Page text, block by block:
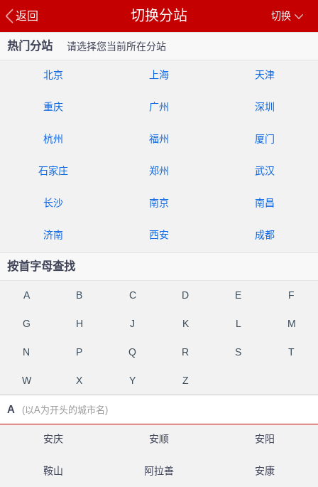
返回 切换
切换分站
热门分站 请选择您当前所在分站
北京 上海 天津
重庆 广州 深圳
杭州 福州 厦门
石家庄 郑州 武汉
长沙 南京 南昌
济南 西安 成都
按首字母查找
A B C D E F
G H J K L M
N P Q R S T
W X Y Z
A (以A为开头的城市名)
安庆 安顺 安阳
鞍山 阿拉善 安康